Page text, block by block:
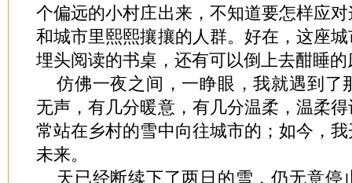
个偏远的小村庄出来，不知道要怎样应
和城市里熙熙攘攘的人群。好在，这座
埋头阅读的书桌，还有可以倒上去酣睡的
仿佛一夜之间，一睁眼，我就遇到了
无声，有几分暖意，有几分温柔，温柔
常站在乡村的雪中向往城市的；如今，
未来。
天已经断续下了两日的雪，仍无意停